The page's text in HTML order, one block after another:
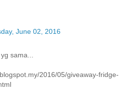
June 02, 2016
sama...
2016/05/giveaway-fridge-